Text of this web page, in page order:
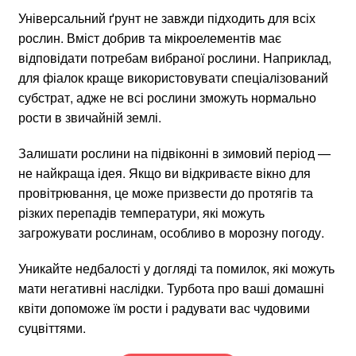
Універсальний ґрунт не завжди підходить для всіх
рослин. Вміст добрив та мікроелементів має
відповідати потребам вибраної рослини. Наприклад,
для фіалок краще використовувати спеціалізований
субстрат, адже не всі рослини зможуть нормально
рости в звичайній землі.
Залишати рослини на підвіконні в зимовий період —
не найкраща ідея. Якщо ви відкриваєте вікно для
провітрювання, це може призвести до протягів та
різких перепадів температури, які можуть
загрожувати рослинам, особливо в морозну погоду.
Уникайте недбалості у догляді та помилок, які можуть
мати негативні наслідки. Турбота про ваші домашні
квіти допоможе їм рости і радувати вас чудовими
суцвіттями.